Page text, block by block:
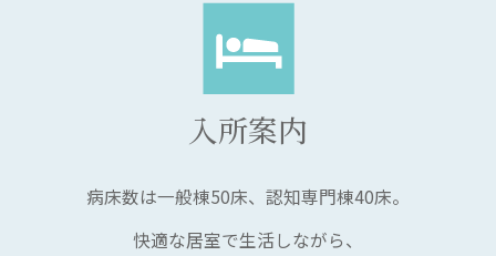
入所案内
病床数は一般棟50床、認知専門棟40床。
快適な居室で生活しながら、